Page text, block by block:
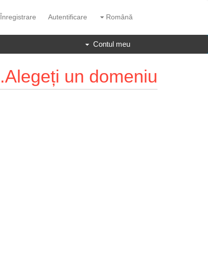
Română
Autentificare
Înregistrare
Contul meu
Alegeți un domeniu...